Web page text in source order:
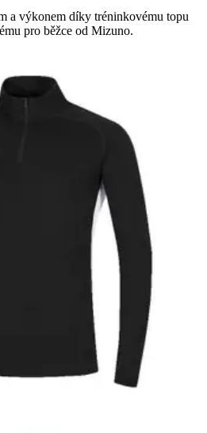
a výkonem díky tréninkovému topu
pro běžce od Mizuno.